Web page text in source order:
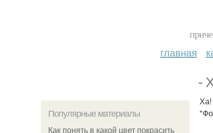
главная
-
Популярные материалы
Как понять в какой цвет покрасить
Ха!